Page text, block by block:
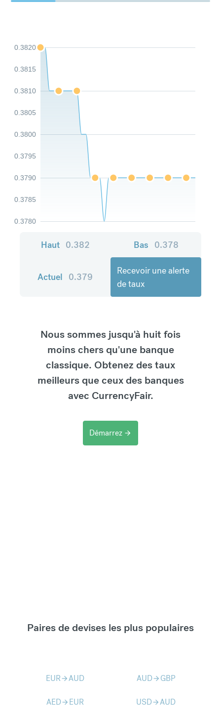
0.3780
0.3785
0.3790
0.3795
0.3800
0.3805
0.3810
0.3815
0.3820
Haut 0.382 Bas 0.378
Actuel 0.379
Recevoir une alerte
de taux
Nous sommes jusqu'à huit fois
moins chers qu'une banque
classique. Obtenez des taux
meilleurs que ceux des banques
avec CurrencyFair.
Démarrez arrow_forward
Paires de devises les plus populaires
EURarrow_forwardAUD AUDarrow_forward GBP
AEDarrow_forward EUR USDarrow_forwardAUD